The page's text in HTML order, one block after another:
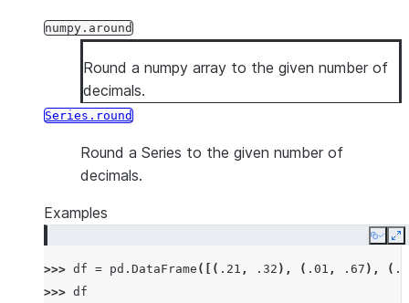
numpy.around
Round a numpy array to the given number of
decimals.
Series.round
Round a Series to the given number of
decimals.
Examples
Copy
>>> df = pd . DataFrame ([( .21 , .32 ), ( .01 , .67 ), (
>>> df